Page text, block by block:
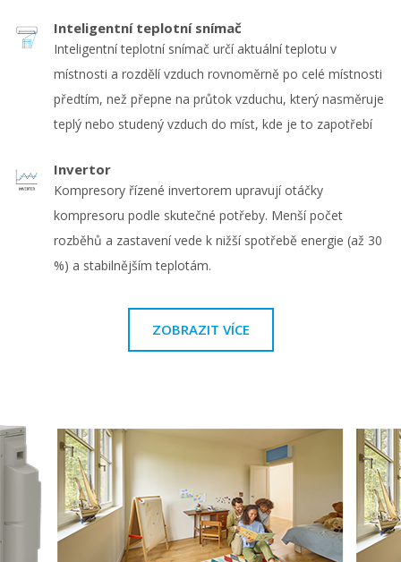
Inteligentní teplotní snímač
Inteligentní teplotní snímač určí aktuální teplotu v
místnosti a rozdělí vzduch rovnoměrně po celé místnosti
předtím, než přepne na průtok vzduchu, který nasměruje
teplý nebo studený vzduch do míst, kde je to zapotřebí
Invertor
Kompresory řízené invertorem upravují otáčky
kompresoru podle skutečné potřeby. Menší počet
rozběhů a zastavení vede k nižší spotřebě energie (až 30
%) a stabilnějším teplotám.
ZOBRAZIT VÍCE